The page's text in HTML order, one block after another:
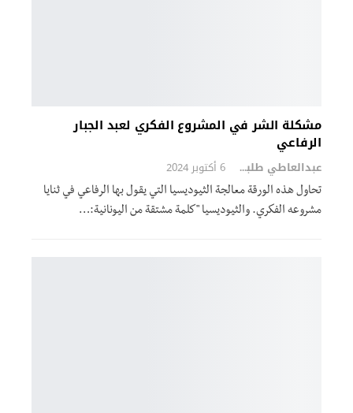
مشكلة الشر في المشروع الفكري لعبد الجبار
الرفاعي
عبدالعاطي طلبة 6 أكتوبر 2024
تحاول هذه الورقة معالجة الثيوديسيا التي يقول بها الرفاعي في ثنايا
مشروعه الفكري. والثيوديسيا "كلمة مشتقة من اليونانية:…